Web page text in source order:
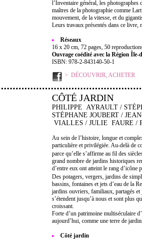
l’Inventaire général, les photographes
maîtres de la photographie comme
mouvement, de la vitesse, et du
Leurs travaux présentés dans ce livre,
Réseaux
16 x 20 cm, 72 pages, 50
Ouvrage coédité avec la Région Île-
ISBN: 978-2-843140-50-1
DÉCOUVRIR, ACHETER
CÔTÉ JARDIN
PHILIPPE AYRAULT /
STÉPHANE JOUBERT /
VIALLES / JULIE FAURE /
Au sein de l’histoire, longue et
particulière et privilégiée. Au-delà de
parce qu’elle s’affirme au fil des
grand nombre de jardins historiques
d’entre eux ont atteint le rang d’icône
Des potagers, vergers, jardins de
bassins, fontaines et jets d’eau de la
jardins ouvriers, familiaux, partagés
s’étendent jusqu’à nous et sont plus
croissant.
Forte d’un patrimoine multiséculaire
aujourd’hui, comme une terre de
Côté jardin